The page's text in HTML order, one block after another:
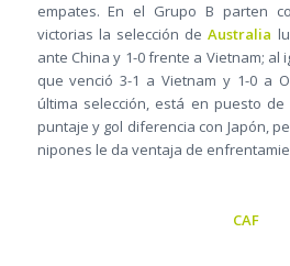
empates. En el Grupo B parten
victorias la selección de Australia
ante China y 1-0 frente a Vietnam; al
que venció 3-1 a Vietnam y 1-0 a
última selección, está en puesto
puntaje y gol diferencia con Japón,
nipones le da ventaja de
CAF